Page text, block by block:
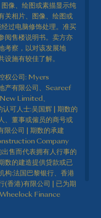
像、绘图或素描显示纯
关相片、图像、绘图或
过电脑修饰处理。准买
阅售楼说明书。卖方亦
考察，以对该发展地
施有较佳了解。
权公司: Myers
有限公司、Seareef
Limited、
可人士:吴国辉 | 期数的
、董事或僱员的商号或
限公司 | 期数的承建
Company
售而代表拥有人行事的
数的建造提供贷款或已
构:法国巴黎银行、香港
(香港)有限公司 | 已为期
Finance